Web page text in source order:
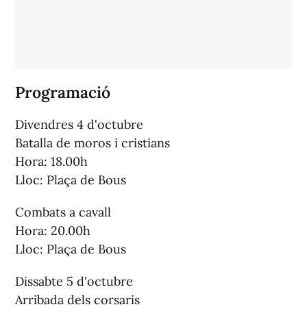
Programació
Divendres 4 d'octubre
Batalla de moros i cristians
Hora: 18.00h
Lloc: Plaça de Bous
Combats a cavall
Hora: 20.00h
Lloc: Plaça de Bous
Dissabte 5 d'octubre
Arribada dels corsaris